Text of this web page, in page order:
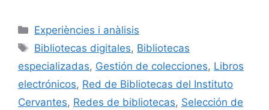
c
e
b
o
o
ai
l
e
s
k
y
k
e
dI
n
p
ar
te
ix
Categories
Experiències i anàlisis
Etiquetes
Bibliotecas digitales, Bibliotecas
especializadas, Gestión de colecciones, Libros
electrónicos, Red de Bibliotecas del Instituto
Cervantes, Redes de bibliotecas, Selección de